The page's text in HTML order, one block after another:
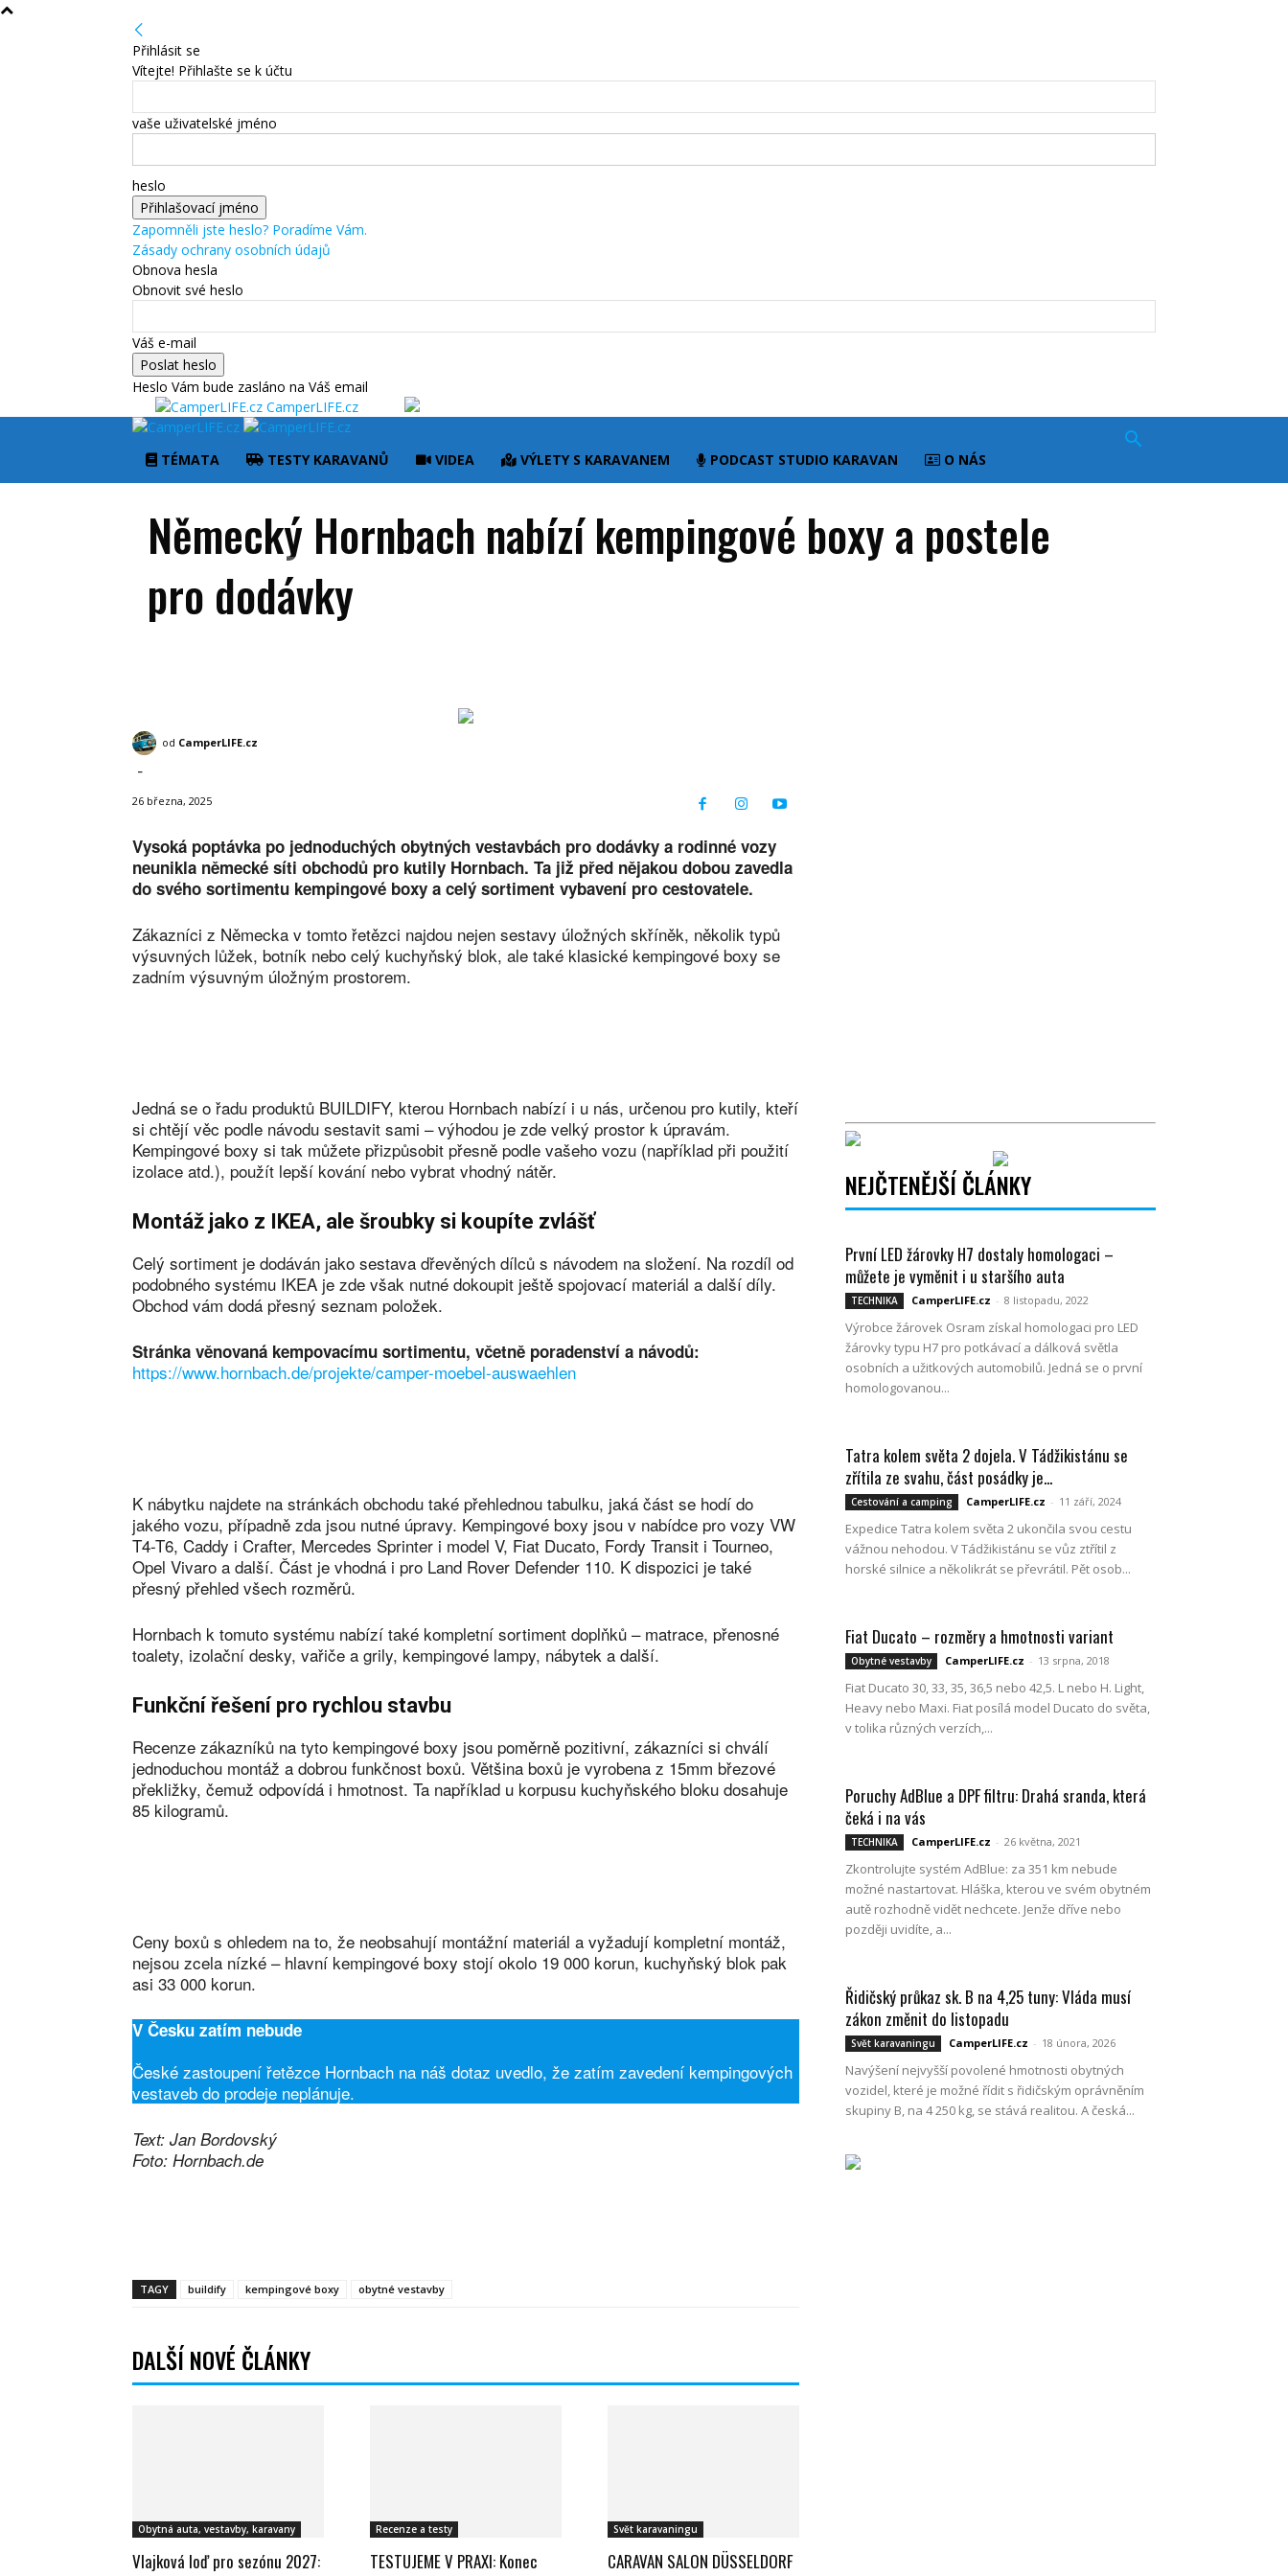
Přihlásit se
Vítejte! Přihlašte se k účtu
vaše uživatelské jméno
heslo
Zapomněli jste heslo? Poradíme Vám.
Zásady ochrany osobních údajů
Obnova hesla
Obnovit své heslo
Váš e-mail
Heslo Vám bude zasláno na Váš email
CamperLIFE.cz
TÉMATA TESTY KARAVANŮ VIDEA VÝLETY S KARAVANEM PODCAST STUDIO KARAVAN O NÁS
Německý Hornbach nabízí kempingové boxy a postele
pro dodávky
od CamperLIFE.cz
-
26 března, 2025
Vysoká poptávka po jednoduchých obytných vestavbách pro dodávky a rodinné vozy
neunikla německé síti obchodů pro kutily Hornbach. Ta již před nějakou dobou zavedla
do svého sortimentu kempingové boxy a celý sortiment vybavení pro cestovatele.
Zákazníci z Německa v tomto řetězci najdou nejen sestavy úložných skříněk, několik typů
výsuvných lůžek, botník nebo celý kuchyňský blok, ale také klasické kempingové boxy se
zadním výsuvným úložným prostorem.
Jedná se o řadu produktů BUILDIFY, kterou Hornbach nabízí i u nás, určenou pro kutily, kteří
si chtějí věc podle návodu sestavit sami – výhodou je zde velký prostor k úpravám.
Kempingové boxy si tak můžete přizpůsobit přesně podle vašeho vozu (například při použití
izolace atd.), použít lepší kování nebo vybrat vhodný nátěr.
Montáž jako z IKEA, ale šroubky si koupíte zvlášť
Celý sortiment je dodáván jako sestava dřevěných dílců s návodem na složení. Na rozdíl od
podobného systému IKEA je zde však nutné dokoupit ještě spojovací materiál a další díly.
Obchod vám dodá přesný seznam položek.
Stránka věnovaná kempovacímu sortimentu, včetně poradenství a návodů:
https://www.hornbach.de/projekte/camper-moebel-auswaehlen
K nábytku najdete na stránkách obchodu také přehlednou tabulku, jaká část se hodí do
jakého vozu, případně zda jsou nutné úpravy. Kempingové boxy jsou v nabídce pro vozy VW
T4-T6, Caddy i Crafter, Mercedes Sprinter i model V, Fiat Ducato, Fordy Transit i Tourneo,
Opel Vivaro a další. Část je vhodná i pro Land Rover Defender 110. K dispozici je také
přesný přehled všech rozměrů.
Hornbach k tomuto systému nabízí také kompletní sortiment doplňků – matrace, přenosné
toalety, izolační desky, vařiče a grily, kempingové lampy, nábytek a další.
Funkční řešení pro rychlou stavbu
Recenze zákazníků na tyto kempingové boxy jsou poměrně pozitivní, zákazníci si chválí
jednoduchou montáž a dobrou funkčnost boxů. Většina boxů je vyrobena z 15mm březové
překližky, čemuž odpovídá i hmotnost. Ta například u korpusu kuchyňského bloku dosahuje
85 kilogramů.
Ceny boxů s ohledem na to, že neobsahují montážní materiál a vyžadují kompletní montáž,
nejsou zcela nízké – hlavní kempingové boxy stojí okolo 19 000 korun, kuchyňský blok pak
asi 33 000 korun.
V Česku zatím nebude
České zastoupení řetězce Hornbach na náš dotaz uvedlo, že zatím zavedení kempingových
vestaveb do prodeje neplánuje.
Text: Jan Bordovský
Foto: Hornbach.de
TAGY buildify kempingové boxy obytné vestavby
DALŠÍ NOVÉ ČLÁNKY
Obytná auta, vestavby, karavany
Vlajková loď pro sezónu 2027:
Recenze a testy
TESTUJEME V PRAXI: Konec
Svět karavaningu
CARAVAN SALON DÜSSELDORF
NEJČTENĚJŠÍ ČLÁNKY
První LED žárovky H7 dostaly homologaci –
můžete je vyměnit i u staršího auta
TECHNIKA CamperLIFE.cz - 8 listopadu, 2022
Výrobce žárovek Osram získal homologaci pro LED
žárovky typu H7 pro potkávací a dálková světla
osobních a užitkových automobilů. Jedná se o první
homologovanou...
Tatra kolem světa 2 dojela. V Tádžikistánu se
zřítila ze svahu, část posádky je...
Cestování a camping CamperLIFE.cz - 11 září, 2024
Expedice Tatra kolem světa 2 ukončila svou cestu
vážnou nehodou. V Tádžikistánu se vůz ztřítil z
horské silnice a několikrát se převrátil. Pět osob...
Fiat Ducato – rozměry a hmotnosti variant
Obytné vestavby CamperLIFE.cz - 13 srpna, 2018
Fiat Ducato 30, 33, 35, 36,5 nebo 42,5. L nebo H. Light,
Heavy nebo Maxi. Fiat posílá model Ducato do světa,
v tolika různých verzích,...
Poruchy AdBlue a DPF filtru: Drahá sranda, která
čeká i na vás
TECHNIKA CamperLIFE.cz - 26 května, 2021
Zkontrolujte systém AdBlue: za 351 km nebude
možné nastartovat. Hláška, kterou ve svém obytném
autě rozhodně vidět nechcete. Jenže dříve nebo
později uvidíte, a...
Řidičský průkaz sk. B na 4,25 tuny: Vláda musí
zákon změnit do listopadu
Svět karavaningu CamperLIFE.cz - 18 února, 2026
Navýšení nejvyšší povolené hmotnosti obytných
vozidel, které je možné řídit s řidičským oprávněním
skupiny B, na 4 250 kg, se stává realitou. A česká...